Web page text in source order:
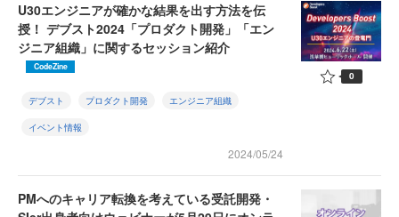
U30エンジニアが確かな結果を出す方法を伝
授！ デブスト2024「プロダクト開発」「エン
ジニア組織」に関するセッション紹介
CodeZine
デブスト プロダクト開発 エンジニア組織
イベント情報
2024/05/24
0
PMへのキャリア転換を考えている受託開発・